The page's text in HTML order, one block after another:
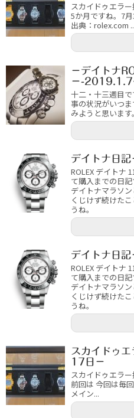
スカイドゥエラ
5か月ですね。7
出典：rolex.com
－デイトナ
－-
十二・十三週目
事の状況がいつ
みようと思います
デイトナ日記
ROLEX デイトナ
て購入までの日
デイトナマラソン
くじけず続けた
うね。
デイトナ日記
ROLEX デイトナ
て購入までの日
デイトナマラソン
くじけず続けた
うね。
スカイドゥ
17日－
スカイドゥエラ
前回は 今回は毎
メイン...